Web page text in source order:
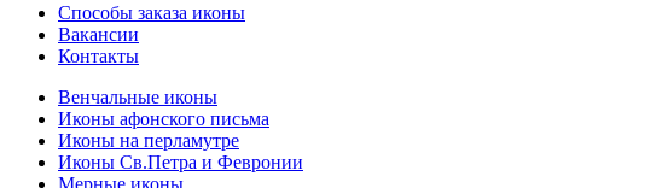
Способы заказа иконы
Вакансии
Контакты
Венчальные иконы
Иконы афонского письма
Иконы на перламутре
Иконы Св.Петра и Февронии
Мерные иконы